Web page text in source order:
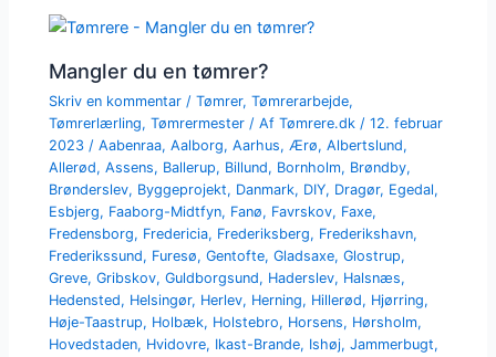
Mangler du en tømrer?
Skriv en kommentar /Tømrer,Tømrerarbejde,
Tømrerlærling,Tømrermester / AfTømrere.dk/12. februar
2023/Aabenraa,Aalborg,Aarhus,Ærø,Albertslund,
Allerød,Assens, Ballerup, Billund, Bornholm, Brøndby,
Brønderslev, Byggeprojekt, Danmark, DIY, Dragør, Egedal,
Esbjerg, Faaborg-Midtfyn, Fanø, Favrskov, Faxe,
Fredensborg, Fredericia, Frederiksberg, Frederikshavn,
Frederikssund, Furesø,Gentofte,Gladsaxe,Glostrup,
Greve,Gribskov,Guldborgsund, Haderslev, Halsnæs,
Hedensted, Helsingør, Herlev, Herning, Hillerød, Hjørring,
Høje-Taastrup, Holbæk, Holstebro, Horsens, Hørsholm,
Hovedstaden, Hvidovre, Ikast-Brande, Ishøj,Jammerbugt,